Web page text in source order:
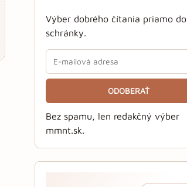
Výber dobrého čítania priamo do
schránky.
ODOBERAŤ
Bez spamu, len redakčný výber
mmnt.sk.